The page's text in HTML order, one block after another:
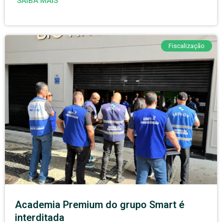
Fiscalização
Academia Premium do grupo Smart é
interditada